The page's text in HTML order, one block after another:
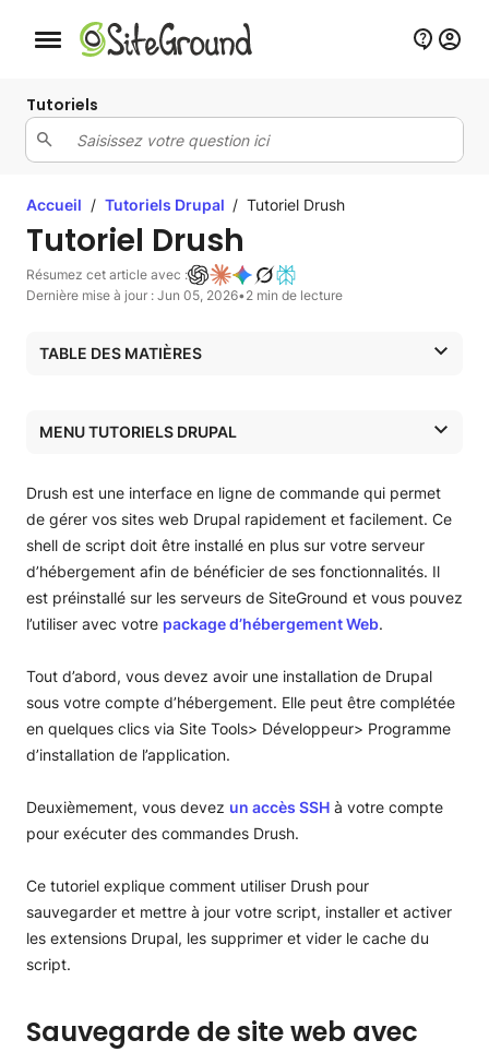
Bouton de navigation mobile
Tutoriels
Accueil / Tutoriels Drupal / Tutoriel Drush
Tutoriel Drush
Résumez cet article avec :
Dernière mise à jour : Jun 05, 2026•2 min de lecture
TABLE DES MATIÈRES
Mise à niveau du site web avec Drush
Vider le cache avec Drush
MENU TUTORIELS DRUPAL
Tutoriels Drupal
Installation de Drupal
Installer Drupal via le gestionnaire d’applications
Créer un site web avec Drupal
Rechercher et installer un thème
Créez la page d’accueil de votre site web
Ajouter et gérer un blog dans Drupal
Gestion des menus
Créer des articles et des pages
Taxonomie
Gérer le vocabulaire
Utilisateurs et contrôle d'accès
Tutoriel pour les utilisateurs
Administration Drupal
Optimisation
Mise à niveau
Installer et utiliser les panneaux pour Drupal
Drush est une interface en ligne de commande qui permet
de gérer vos sites web Drupal rapidement et facilement. Ce
shell de script doit être installé en plus sur votre serveur
d’hébergement afin de bénéficier de ses fonctionnalités. Il
est préinstallé sur les serveurs de SiteGround et vous pouvez
l’utiliser avec votre package d’hébergement Web.
Tout d’abord, vous devez avoir une installation de Drupal
sous votre compte d’hébergement. Elle peut être complétée
en quelques clics via Site Tools> Développeur> Programme
d’installation de l’application.
Deuxièmement, vous devez un accès SSH à votre compte
pour exécuter des commandes Drush.
Ce tutoriel explique comment utiliser Drush pour
sauvegarder et mettre à jour votre script, installer et activer
les extensions Drupal, les supprimer et vider le cache du
script.
Sauvegarde de site web avec